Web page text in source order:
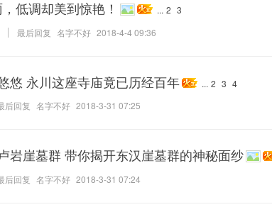
低调却美到惊艳！ ... 2 3
最后回复 名字不好 2018-4-4 09:36
悠 永川这座寺庙竟已历经百年 ... 2 3 4
后回复 名字不好 2018-3-31 07:25
岩崖墓群 带你揭开东汉崖墓群的神秘面纱
后回复 名字不好 2018-3-31 07:24